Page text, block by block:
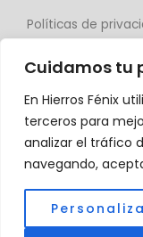
Cuidamos tu
En Hierros Fénix
terceros para
analizar el tráfico
navegando,
Políticas de
Términos y
Contáctanos